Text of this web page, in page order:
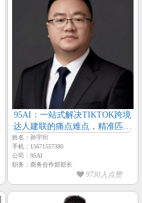
95AI：一站式解决TIKTOK跨境
达人建联的痛点难点，精准匹配
精细化运营完成商家降本增效的
诉求【孙宇珩-95AI-主理人】
姓名：孙宇珩
手机：15671557380
公司：95AI
职务：商务合作部部长
9730人点赞